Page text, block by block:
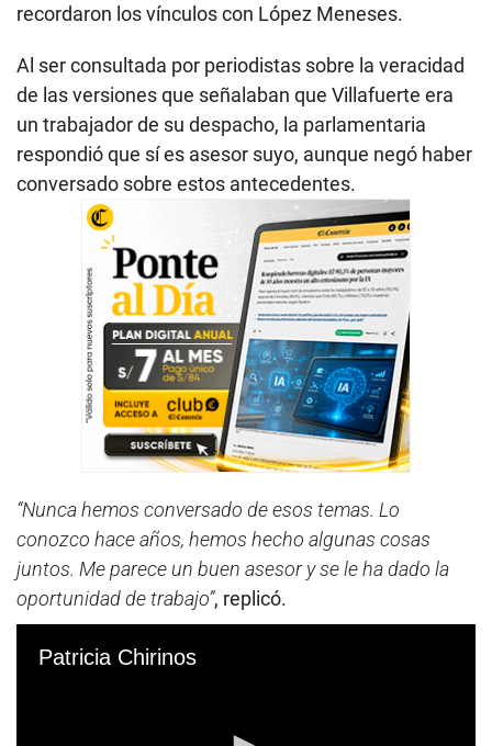
recordaron los vínculos con López Meneses.
Al ser consultada por periodistas sobre la veracidad
de las versiones que señalaban que Villafuerte era
un trabajador de su despacho, la parlamentaria
respondió que sí es asesor suyo, aunque negó haber
conversado sobre estos antecedentes.
“Nunca hemos conversado de esos temas. Lo
conozco hace años, hemos hecho algunas cosas
juntos. Me parece un buen asesor y se le ha dado la
oportunidad de trabajo”, replicó.
Patricia Chirinos